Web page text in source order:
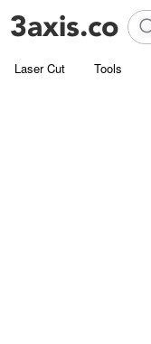
Laser Cut Tools